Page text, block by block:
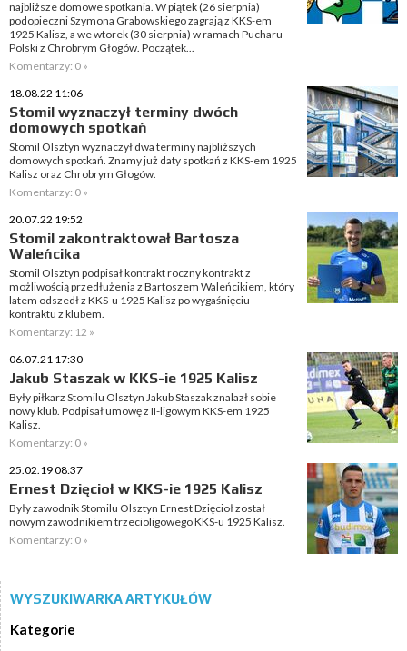
najbliższe domowe spotkania. W piątek (26 sierpnia)
podopieczni Szymona Grabowskiego zagrają z KKS-em
1925 Kalisz, a we wtorek (30 sierpnia) w ramach Pucharu
Polski z Chrobrym Głogów. Początek...
Komentarzy: 0 »
18.08.22 11:06
Stomil wyznaczył terminy dwóch
domowych spotkań
Stomil Olsztyn wyznaczył dwa terminy najbliższych
domowych spotkań. Znamy już daty spotkań z KKS-em 1925
Kalisz oraz Chrobrym Głogów.
Komentarzy: 0 »
20.07.22 19:52
Stomil zakontraktował Bartosza
Waleńcika
Stomil Olsztyn podpisał kontrakt roczny kontrakt z
możliwością przedłużenia z Bartoszem Waleńcikiem, który
latem odszedł z KKS-u 1925 Kalisz po wygaśnięciu
kontraktu z klubem.
Komentarzy: 12 »
06.07.21 17:30
Jakub Staszak w KKS-ie 1925 Kalisz
Były piłkarz Stomilu Olsztyn Jakub Staszak znalazł sobie
nowy klub. Podpisał umowę z II-ligowym KKS-em 1925
Kalisz.
Komentarzy: 0 »
25.02.19 08:37
Ernest Dzięcioł w KKS-ie 1925 Kalisz
Były zawodnik Stomilu Olsztyn Ernest Dzięcioł został
nowym zawodnikiem trzecioligowego KKS-u 1925 Kalisz.
Komentarzy: 0 »
WYSZUKIWARKA ARTYKUŁÓW
Kategorie